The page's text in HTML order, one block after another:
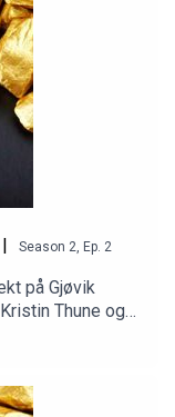
Season 2, Ep. 2
på Gjøvik
Thune og
høre hvordan
bare å spise
det